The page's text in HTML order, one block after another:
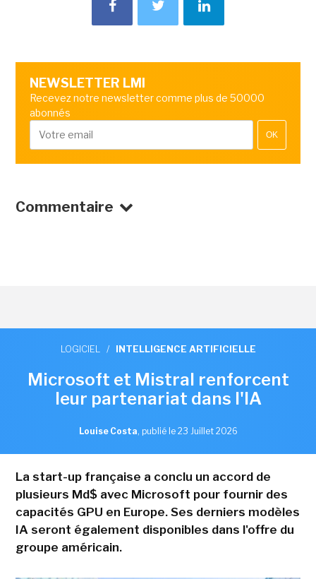
NEWSLETTER LMI
Recevez notre newsletter comme plus de 50000
abonnés
OK
Commentaire
LOGICIEL / INTELLIGENCE ARTIFICIELLE
Microsoft et Mistral renforcent
leur partenariat dans l'IA
Louise Costa, publié le 23 Juillet 2026
La start-up française a conclu un accord de
plusieurs Md$ avec Microsoft pour fournir des
capacités GPU en Europe. Ses derniers modèles
IA seront également disponibles dans l'offre du
groupe américain.